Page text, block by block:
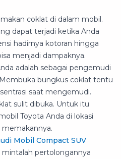
coklat di dalam mobil.
dapat terjadi ketika Anda
hadirnya kotoran hingga
menjadi dampaknya.
adalah sebagai pengemudi
bungkus coklat tentu
saat mengemudi.
sulit dibuka. Untuk itu
Toyota Anda di lokasi
Mobil Compact SUV
pertolongannya